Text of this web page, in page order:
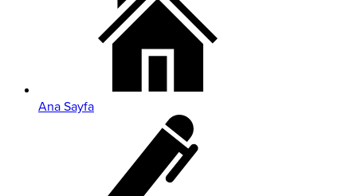
Ana Sayfa